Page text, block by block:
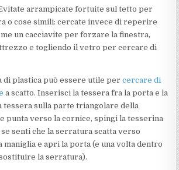
arrampicate fortuite sul tetto per
o cose simili: cercate invece di reperire
un cacciavite per forzare la finestra,
e togliendo il vetro per cercare di
di plastica può essere utile percercare di
a scatto. Inserisci la tessera fra la porta e la
tessera sulla parte triangolare della
punta verso la cornice, spingi la tesserina
senti che la serratura scatta verso
maniglia e apri la porta (e una volta dentro
la serratura).